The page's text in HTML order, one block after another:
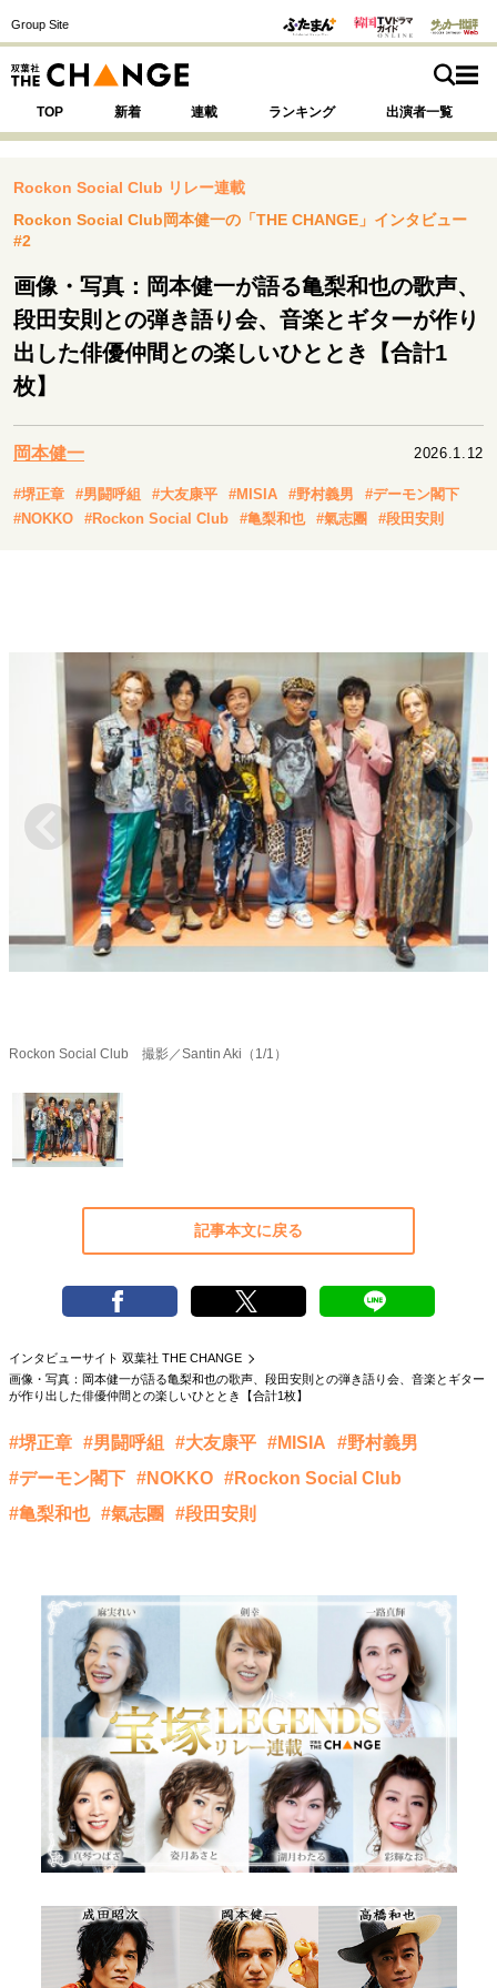
Group Site
TOP 新着 連載 ランキング 出演者一覧
サイトの核・哲学
運命を変えた出会い 決断の裏側
挫折からの再起
キャリア・働き方
経営・ビジネス
リーダーの流儀 変革の原動力
次世代へのバトン
トップが描く未来
マインドセット
重圧との向き合い方 一流のルーティン
20代の現在地
忘れられない言葉
10代・20代の土台
パートナーとの歩み方
熱狂できるもの
私を彩るエッセンス
70代のグランドデザイン
Rockon Social Club リレー連載
Rockon Social Club岡本健一の「THE CHANGE」インタビュー
#2
画像・写真：岡本健一が語る亀梨和也の歌声、
段田安則との弾き語り会、音楽とギターが作り
出した俳優仲間との楽しいひととき【合計1
枚】
岡本健一 2026.1.12
#堺正章 #男闘呼組 #大友康平 #MISIA #野村義男
#デーモン閣下
#NOKKO
#Rockon Social Club #亀梨和也 #氣志團 #段田安則
Rockon Social Club 撮影／Santin Aki（1/1）
記事本文に戻る
インタビューサイト 双葉社 THE CHANGE
画像・写真：岡本健一が語る亀梨和也の歌声、段田安則との弾き語り会、音楽とギター
が作り出した俳優仲間との楽しいひととき【合計1枚】
#堺正章 #男闘呼組 #大友康平 #MISIA
#野村義男
#デーモン閣下 #NOKKO #Rockon Social Club
#亀梨和也 #氣志團 #段田安則